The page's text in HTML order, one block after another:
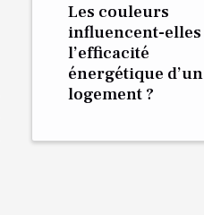
Les couleurs
influencent-elles
l’efficacité
énergétique d’un
logement ?